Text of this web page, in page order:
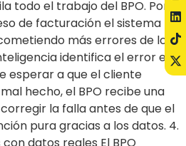
todo el trabajo del BPO. Por
de facturación el sistema
más errores de lo
identifica el error en
esperar a que el cliente
hecho, el BPO recibe una
la falla antes de que el
pura gracias a los datos. 4.
datos reales El BPO